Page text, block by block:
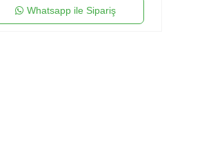
Whatsapp ile Sipariş